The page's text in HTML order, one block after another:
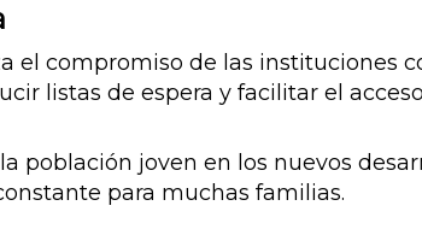
el compromiso de las instituciones
listas de espera y facilitar el
población joven en los nuevos
para muchas familias.